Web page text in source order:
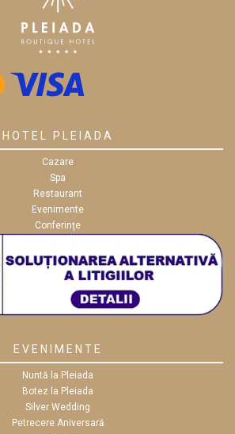
HOTEL PLEIADA
Cazare
Spa
Restaurant
Evenimente
Conferințe
EVENIMENTE
Nuntă la Pleiada
Botez la Pleiada
Silver Wedding
Petrecere Aniversară